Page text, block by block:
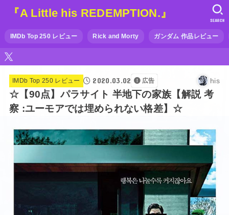
『A Little his REDEMPTION.』
IMDb Top 250 レビュー Rick and Morty ガンダム 作品レビュー
SEARCH
IMDb Top 250 レビュー 2020.03.02 広告 his
☆【90点】パラサイト 半地下の家族【解説 考
察 :ユーモアでは埋められない格差】☆